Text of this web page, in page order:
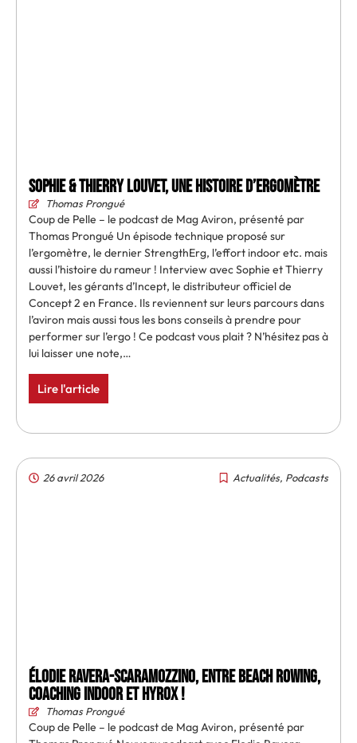
Sophie & Thierry Louvet, une histoire d’ergomètre
Thomas Prongué
Coup de Pelle – le podcast de Mag Aviron, présenté par
Thomas Prongué Un épisode technique proposé sur
l’ergomètre, le dernier StrengthErg, l’effort indoor etc. mais
aussi l’histoire du rameur ! Interview avec Sophie et Thierry
Louvet, les gérants d’Incept, le distributeur officiel de
Concept 2 en France. Ils reviennent sur leurs parcours dans
l’aviron mais aussi tous les bons conseils à prendre pour
performer sur l’ergo ! Ce podcast vous plait ? N’hésitez pas à
lui laisser une note,…
Lire l'article
26 avril 2026 Actualités, Podcasts
Élodie Ravera-Scaramozzino, entre beach rowing,
coaching indoor et Hyrox !
Thomas Prongué
Coup de Pelle – le podcast de Mag Aviron, présenté par